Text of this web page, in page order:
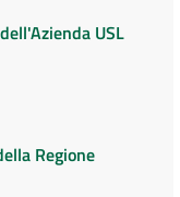
USL
Regione